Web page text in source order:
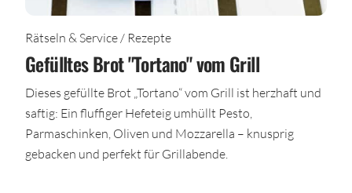
Rätseln & Service / Rezepte
Gefülltes Brot "Tortano" vom Grill
Dieses gefüllte Brot „Tortano“ vom Grill ist herzhaft und
saftig: Ein fluffiger Hefeteig umhüllt Pesto,
Parmaschinken, Oliven und Mozzarella – knusprig
gebacken und perfekt für Grillabende.